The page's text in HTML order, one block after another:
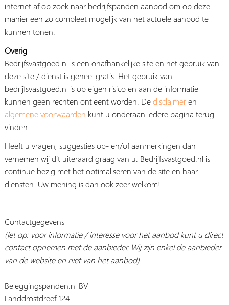
internet af op zoek naar bedrijfspanden aanbod om op deze
manier een zo compleet mogelijk van het actuele aanbod te
kunnen tonen.
Overig
Bedrijfsvastgoed.nl is een onafhankelijke site en het gebruik van
deze site / dienst is geheel gratis. Het gebruik van
bedrijfsvastgoed.nl is op eigen risico en aan de informatie
kunnen geen rechten ontleent worden. Dedisclaimeren
algemene voorwaarden kunt u onderaan iedere pagina terug
vinden.
Heeft u vragen, suggesties op- en/of aanmerkingen dan
vernemen wij dit uiteraard graag van u. Bedrijfsvastgoed.nl is
continue bezig met het optimaliseren van de site en haar
diensten. Uw mening is dan ook zeer welkom!
Contactgegevens
(let op: voor informatie / interesse voor het aanbod kunt u direct
contact opnemen met de aanbieder. Wij zijn enkel de aanbieder
van de website en niet van het aanbod)
Beleggingspanden.nl BV
Landdrostdreef 124